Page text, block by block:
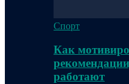
Спорт
Как
работают